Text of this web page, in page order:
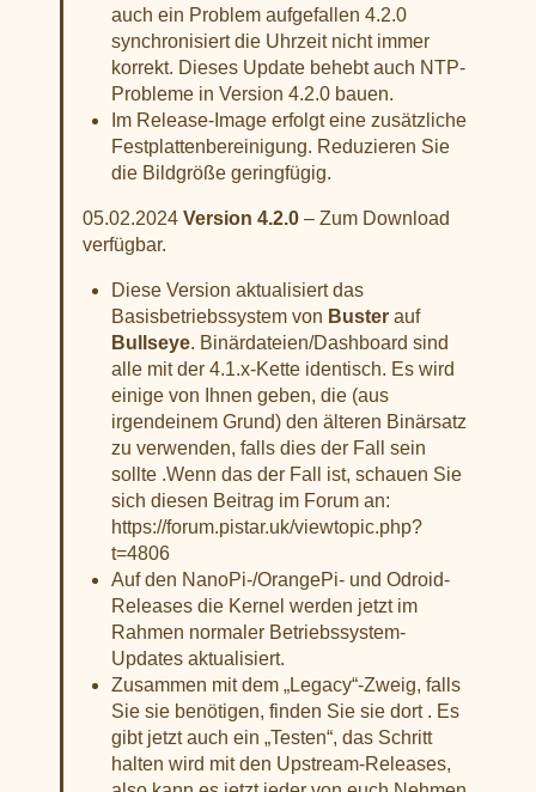
auch ein Problem aufgefallen 4.2.0
synchronisiert die Uhrzeit nicht immer
korrekt. Dieses Update behebt auch NTP-
Probleme in Version 4.2.0 bauen.
Im Release-Image erfolgt eine zusätzliche
Festplattenbereinigung. Reduzieren Sie
die Bildgröße geringfügig.
05.02.2024Version 4.2.0 – Zum Download
verfügbar.
Diese Version aktualisiert das
Basisbetriebssystem von Buster auf
Bullseye. Binärdateien/Dashboard sind
alle mit der 4.1.x-Kette identisch. Es wird
einige von Ihnen geben, die (aus
irgendeinem Grund) den älteren Binärsatz
zu verwenden, falls dies der Fall sein
sollte .Wenn das der Fall ist, schauen Sie
sich diesen Beitrag im Forum an:
https://forum.pistar.uk/viewtopic.php?
t=4806
Auf den NanoPi-/OrangePi- und Odroid-
Releases die Kernel werden jetzt im
Rahmen normaler Betriebssystem-
Updates aktualisiert.
Zusammen mit dem „Legacy“-Zweig, falls
Sie sie benötigen, finden Sie sie dort . Es
gibt jetzt auch ein „Testen“, das Schritt
halten wird mit den Upstream-Releases,